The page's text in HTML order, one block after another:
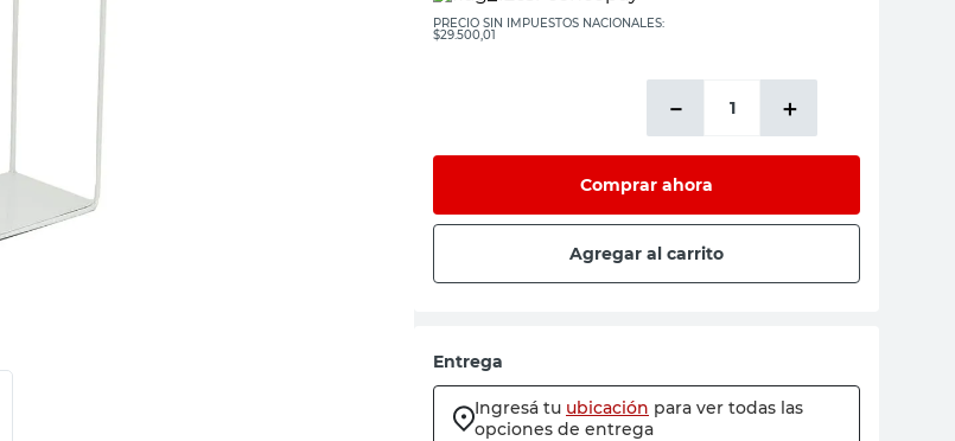
PRECIO SIN IMPUESTOS NACIONALES:
$29.500,01
＋
－
Comprar ahora
Agregar al carrito
Entrega
Ingresá tu ubicación para ver todas las
opciones de entrega